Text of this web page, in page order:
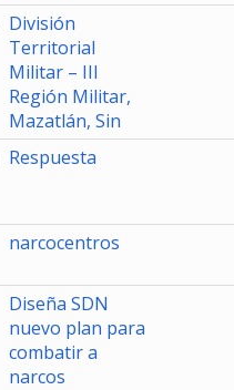
División
Territorial
Militar – III
Región Militar,
Mazatlán, Sin
Respuesta
narcocentros
Diseña SDN
nuevo plan para
combatir a
narcos